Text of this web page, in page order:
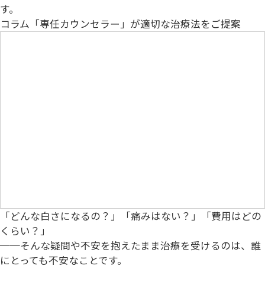
す。
コラム 「専任カウンセラー」が適切な治療法をご提案
「どんな白さになるの？」「痛みはない？」「費用はどの
くらい？」
──そんな疑問や不安を抱えたまま治療を受けるのは、誰
にとっても不安なことです。